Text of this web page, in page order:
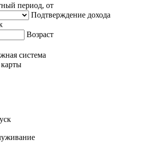
период, от
Подтверждение дохода
Возраст
система